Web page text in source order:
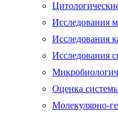
Исследования
Исследования
Исследования
Оценка
Молекулярно-